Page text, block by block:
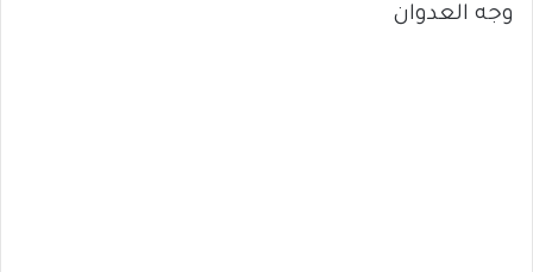
وجه العدوان